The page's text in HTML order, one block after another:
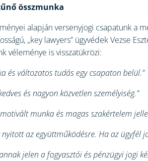
összmunka
alapján versenyjogi csapatunk a
„key lawyers” ügyvédek Vezse
véleménye is visszatükrözi:
és változatos tudás egy csapaton belül.”
és nagyon közvetlen személyiség.”
munka és magas szakértelem
az együttműködésre. Ha az
jelen a fogyasztói és pénzügyi jogi